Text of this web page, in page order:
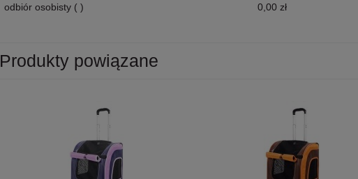
odbiór osobisty ( ) 0,00 zł
Produkty powiązane